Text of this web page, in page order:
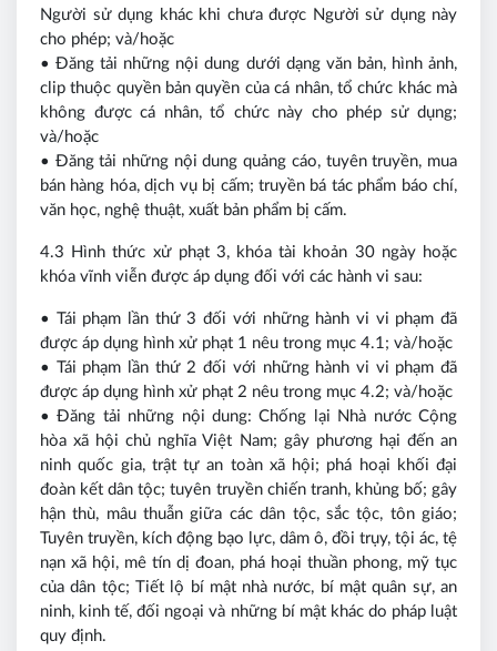
Người sử dụng khác khi chưa được Người sử dụng này
cho phép; và/hoặc
• Đăng tải những nội dung dưới dạng văn bản, hình ảnh,
clip thuộc quyền bản quyền của cá nhân, tổ chức khác mà
không được cá nhân, tổ chức này cho phép sử dụng;
và/hoặc
• Đăng tải những nội dung quảng cáo, tuyên truyền, mua
bán hàng hóa, dịch vụ bị cấm; truyền bá tác phẩm báo chí,
văn học, nghệ thuật, xuất bản phẩm bị cấm.
4.3 Hình thức xử phạt 3, khóa tài khoản 30 ngày hoặc
khóa vĩnh viễn được áp dụng đối với các hành vi sau:
• Tái phạm lần thứ 3 đối với những hành vi vi phạm đã
được áp dụng hình xử phạt 1 nêu trong mục 4.1; và/hoặc
• Tái phạm lần thứ 2 đối với những hành vi vi phạm đã
được áp dụng hình xử phạt 2 nêu trong mục 4.2; và/hoặc
• Đăng tải những nội dung: Chống lại Nhà nước Cộng
hòa xã hội chủ nghĩa Việt Nam; gây phương hại đến an
ninh quốc gia, trật tự an toàn xã hội; phá hoại khối đại
đoàn kết dân tộc; tuyên truyền chiến tranh, khủng bố; gây
hận thù, mâu thuẫn giữa các dân tộc, sắc tộc, tôn giáo;
Tuyên truyền, kích động bạo lực, dâm ô, đồi trụy, tội ác, tệ
nạn xã hội, mê tín dị đoan, phá hoại thuần phong, mỹ tục
của dân tộc; Tiết lộ bí mật nhà nước, bí mật quân sự, an
ninh, kinh tế, đối ngoại và những bí mật khác do pháp luật
quy định.